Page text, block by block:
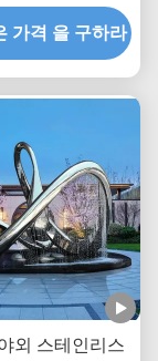
조각 공공 공간
풍경 개선
가격 을 구하라
외 스테인리스